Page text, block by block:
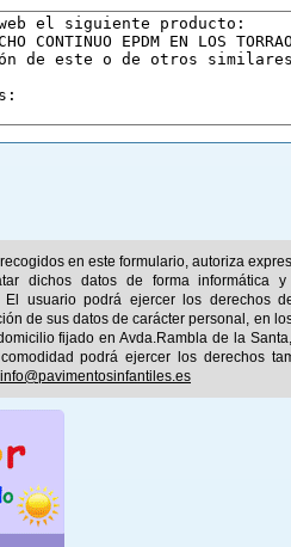
en este formulario, autoriza
dichos datos de forma informática y
usuario podrá ejercer los derechos
de sus datos de carácter personal, en
fijado en Avda.Rambla de la
podrá ejercer los derechos
info@pavimentosinfantiles.es